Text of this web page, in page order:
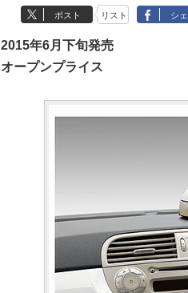
ポスト リスト シ
2015年6月下旬発売
オープンプライス